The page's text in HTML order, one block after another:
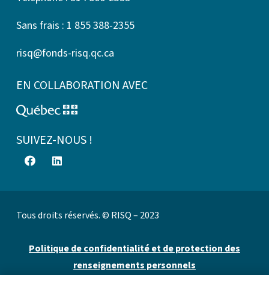
Sans frais : 1 855 388-2355
risq@fonds-risq.qc.ca
EN COLLABORATION AVEC
SUIVEZ-NOUS !
Tous droits réservés. © RISQ – 2023
Politique de confidentialité et de protection des
renseignements personnels